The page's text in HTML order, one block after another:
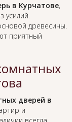
в Курчатове,
усилий.
древесины.
приятный
дверей в
и